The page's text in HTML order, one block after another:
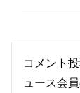
コメント
ュース会